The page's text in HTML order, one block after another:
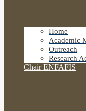
Home
Academic
Outreach
Research
Chair ENFAFIS